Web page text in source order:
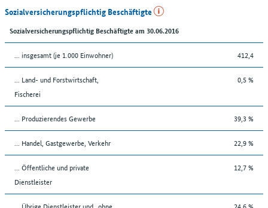
Sozialversicherungspflichtig Beschäftigte
Sozialversicherungspflichtig Beschäftigte am 30.06.2016
... insgesamt (je 1.000 Einwohner) 412,4
... Land- und Forstwirtschaft,
Fischerei
0,5 %
... Produzierendes Gewerbe 39,3 %
... Handel, Gastgewerbe, Verkehr 22,9 %
... Öffentliche und private
Dienstleister
12,7 %
... Übrige Dienstleister und „ohne 24,6 %